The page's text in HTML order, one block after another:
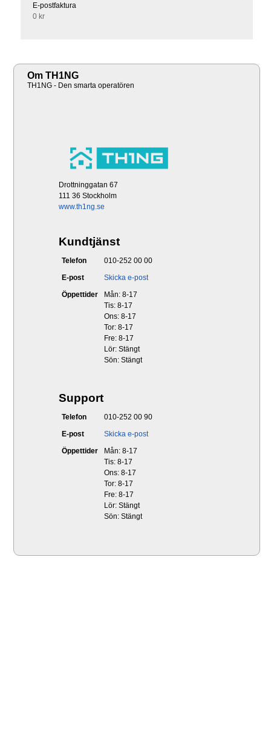
E-postfaktura
0 kr
Om TH1NG
TH1NG - Den smarta operatören
Drottninggatan 67
111 36 Stockholm
www.th1ng.se
Kundtjänst
Telefon
010-252 00 00
E-post
Skicka e-post
Öppettider
Mån: 8-17
Tis: 8-17
Ons: 8-17
Tor: 8-17
Fre: 8-17
Lör: Stängt
Sön: Stängt
Support
Telefon
010-252 00 90
E-post
Skicka e-post
Öppettider
Mån: 8-17
Tis: 8-17
Ons: 8-17
Tor: 8-17
Fre: 8-17
Lör: Stängt
Sön: Stängt